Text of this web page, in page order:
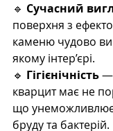
🔹 Сучасний
поверхня з
каменю чудово
якому інтер’єрі.
🔹 Гігієнічність —
кварцит має не
що
бруду та бактерій.